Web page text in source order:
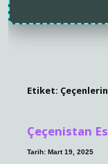
Etiket:
Çeçenistan
Tarih: Mart 19, 2025